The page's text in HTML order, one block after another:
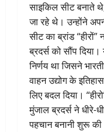
साइकिल सीट बनाते
जा रहे थे। उन्होंने
सीट का ब्रांड “हीरों”
ब्रदर्स को सौंप
निर्णय था जिसने
वाहन उद्योग के
लिए बदल दिया।
मुंजाल ब्रदर्स ने धीरे-
पहचान बनानी शुरू